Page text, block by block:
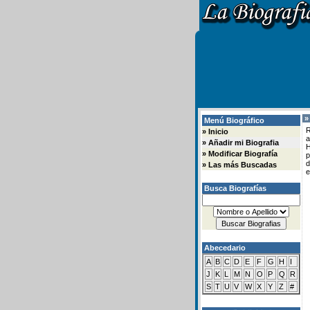
Menú Biográfico
» Inicio
» Añadir mi Biografia
» Modificar Biografía
» Las más Buscadas
Busca Biografías
Abecedario
A B C D E F G H
I
J
K L M N O P Q
R
S T U V W X Y Z #
»